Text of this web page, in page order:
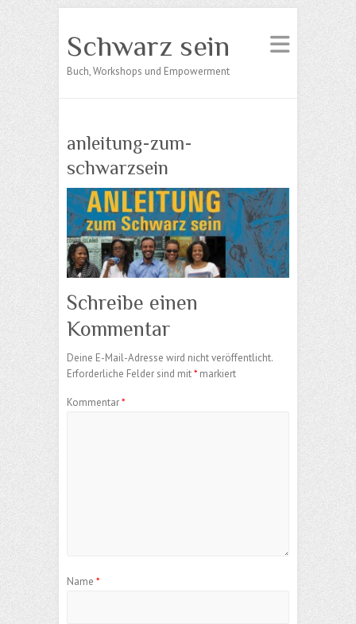
Schwarz sein
Buch, Workshops und Empowerment
anleitung-zum-
schwarzsein
Schreibe einen
Kommentar
Deine E-Mail-Adresse wird nicht veröffentlicht.
Erforderliche Felder sind mit* markiert
Kommentar*
Name *